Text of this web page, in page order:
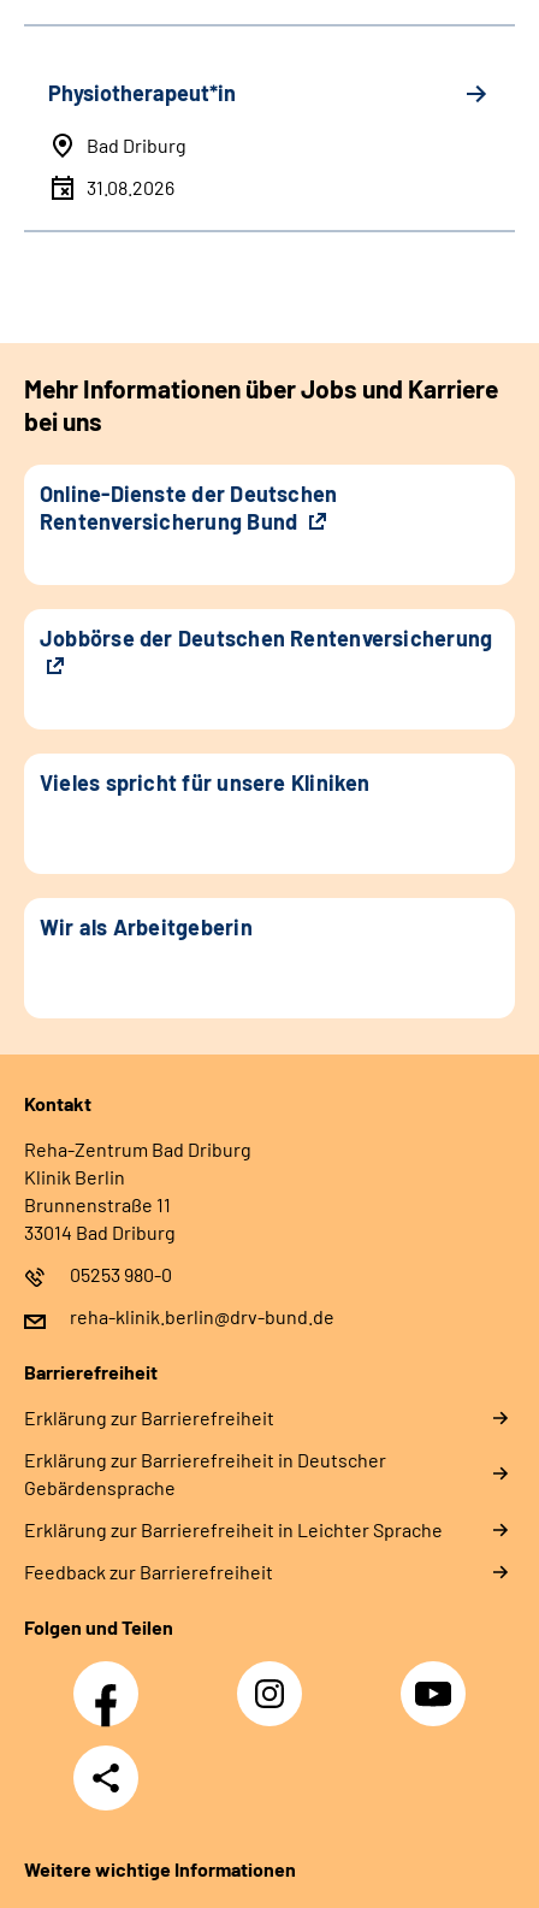
Physiotherapeut*in
Bad Driburg
31.08.2026
Mehr Informationen über Jobs und Karriere
bei uns
Online-Dienste der Deutschen
Rentenversicherung Bund
Jobbörse der Deutschen Rentenversicherung
Vieles spricht für unsere Kliniken
Wir als Arbeitgeberin
Kontakt
Reha-Zentrum Bad Driburg
Klinik Berlin
Brunnenstraße 11
33014 Bad Driburg
05253 980-0
reha-klinik.berlin@drv-bund.de
Barrierefreiheit
Erklärung zur Barrierefreiheit
Erklärung zur Barrierefreiheit in Deutscher
Gebärdensprache
Erklärung zur Barrierefreiheit in Leichter Sprache
Feedback zur Barrierefreiheit
Folgen und Teilen
Facebook Instagram YouTube
Teilen
Weitere wichtige Informationen